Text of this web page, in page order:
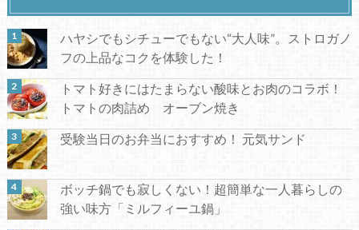
ハヤシでもシチューでもない“大人味”。ストロガノ
フの上品なコクを体験した！
トマト好きにはたまらない酸味とお肉のコラボ！
トマトの肉詰め オーブン焼き
受験当日のお弁当におすすめ！ 元気サンド
ボッチ鍋でも寂しくない！超簡単な一人暮らしの
強い味方「ミルフィーユ鍋」